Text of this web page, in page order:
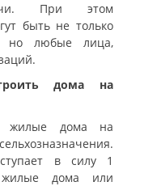
При этом
быть не только
но любые лица,
дома на
жилые дома на
в силу 1
дома или